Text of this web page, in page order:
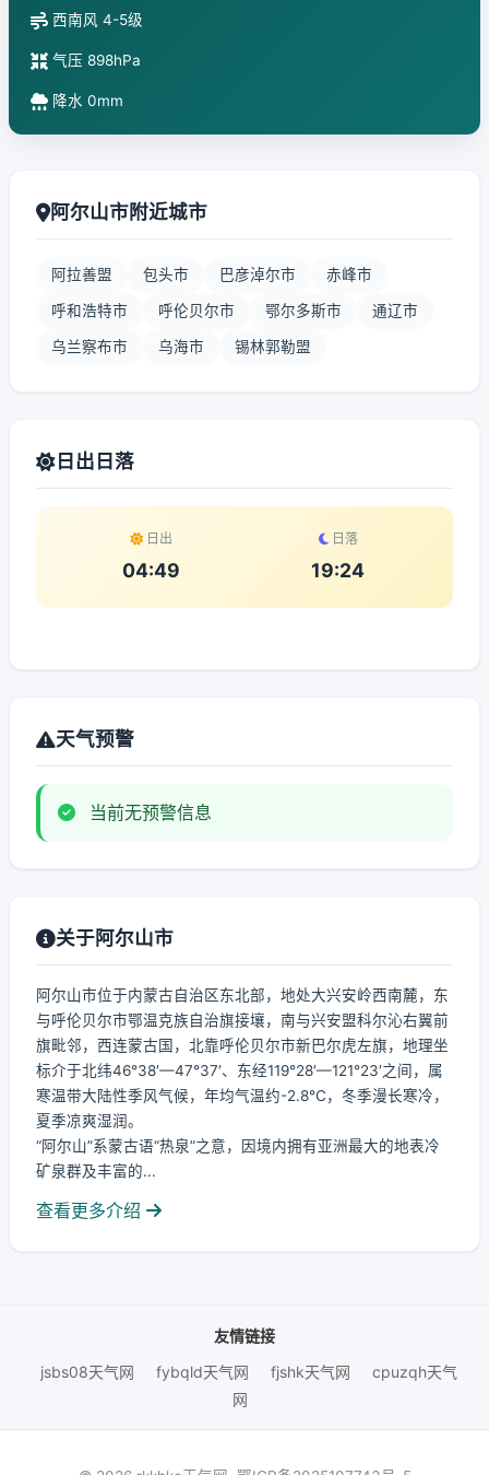
西南风 4-5级
气压 898hPa
降水 0mm
阿尔山市附近城市
阿拉善盟 包头市 巴彦淖尔市 赤峰市
呼和浩特市 呼伦贝尔市 鄂尔多斯市 通辽市
乌兰察布市 乌海市 锡林郭勒盟
日出日落
日出
04:49
日落
19:24
天气预警
当前无预警信息
关于阿尔山市
阿尔山市位于内蒙古自治区东北部，地处大兴安岭西南麓，东
与呼伦贝尔市鄂温克族自治旗接壤，南与兴安盟科尔沁右翼前
旗毗邻，西连蒙古国，北靠呼伦贝尔市新巴尔虎左旗，地理坐
标介于北纬46°38′—47°37′、东经119°28′—121°23′之间，属
寒温带大陆性季风气候，年均气温约-2.8℃，冬季漫长寒冷，
夏季凉爽湿润。
“阿尔山”系蒙古语“热泉”之意，因境内拥有亚洲最大的地表冷
矿泉群及丰富的...
查看更多介绍
友情链接
jsbs08天气网
fybqld天气网 fjshk天气网
cpuzqh天气
网